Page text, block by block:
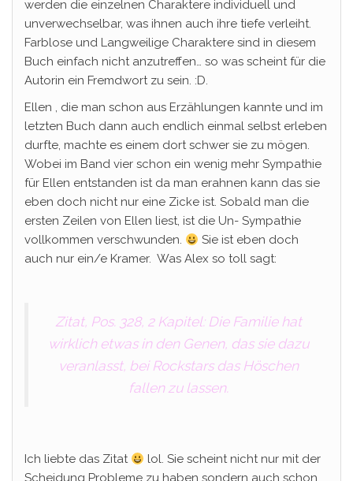
werden die einzelnen Charaktere individuell und
unverwechselbar, was ihnen auch ihre tiefe verleiht.
Farblose und Langweilige Charaktere sind in diesem
Buch einfach nicht anzutreffen… so was scheint für die
Autorin ein Fremdwort zu sein. :D.
Ellen , die man schon aus Erzählungen kannte und im
letzten Buch dann auch endlich einmal selbst erleben
durfte, machte es einem dort schwer sie zu mögen.
Wobei im Band vier schon ein wenig mehr Sympathie
für Ellen entstanden ist da man erahnen kann das sie
eben doch nicht nur eine Zicke ist. Sobald man die
ersten Zeilen von Ellen liest, ist die Un- Sympathie
vollkommen verschwunden.
Sie ist eben doch
auch nur ein/e Kramer. Was Alex so toll sagt:
Zitat, Pos. 328, 2 Kapitel: Die Familie hat
wirklich etwas in den Genen, das sie dazu
veranlasst, bei Rockstars das Höschen
fallen zu lassen.
Ich liebte das Zitat
lol. Sie scheint nicht nur mit der
Scheidung Probleme zu haben sondern auch schon